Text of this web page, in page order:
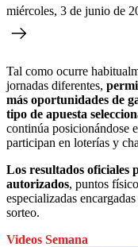
miércoles, 3 de junio de
Tal como ocurre
jornadas diferentes,
más oportunidades de
tipo de apuesta
continúa posicionándose
participan en loterías y
Los resultados oficiales
autorizados, puntos
especializadas
sorteo.
Videos Semana